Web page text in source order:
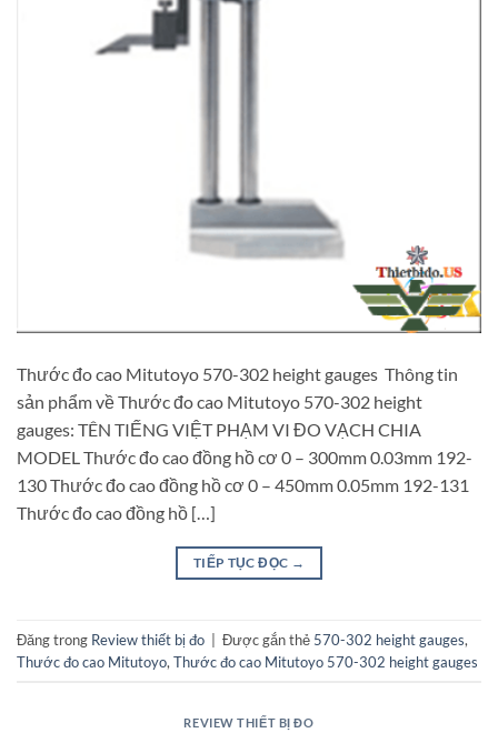
Thước đo cao Mitutoyo 570-302 height gauges Thông tin
sản phẩm về Thước đo cao Mitutoyo 570-302 height
gauges: TÊN TIẾNG VIỆT PHẠM VI ĐO VẠCH CHIA
MODEL Thước đo cao đồng hồ cơ 0 – 300mm 0.03mm 192-
130 Thước đo cao đồng hồ cơ 0 – 450mm 0.05mm 192-131
Thước đo cao đồng hồ […]
TIẾP TỤC ĐỌC →
Đăng trong Review thiết bị đo | Được gắn thẻ 570-302 height gauges,
Thước đo cao Mitutoyo, Thước đo cao Mitutoyo 570-302 height gauges
REVIEW THIẾT BỊ ĐO